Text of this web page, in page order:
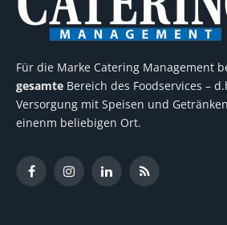
Für die Marke Catering Management
gesamte Bereich des Foodservices –
Versorgung mit Speisen und
einenm beliebigen Ort.
FacebookInstagramLinkedInRSS